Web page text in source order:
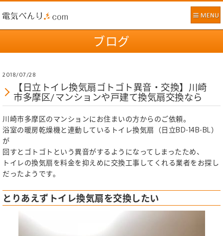
ブログ
2018/07/28
【日立トイレ換気扇ゴトゴト異音・交換】川崎
市多摩区/マンションや戸建て換気扇交換なら
川崎市多摩区のマンションにお住まいの方からのご依頼。
浴室の暖房乾燥機と連動しているトイレ換気扇（日立BD-14B-BL）
が
回すとゴトゴトという異音がするようになってしまったため、
トイレの換気扇を料金を抑えめに交換工事してくれる業者をお探し
だったようです。
とりあえずトイレ換気扇を交換したい